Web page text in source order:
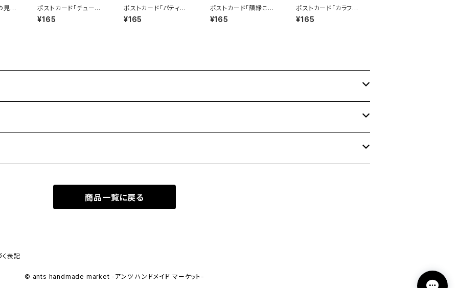
見え
ポストカード「チューリッ
プ」 １枚 ant!ant!!a
nt!!!
¥165
ポストカード「パティスリ
ー」 １枚 ant!ant!!a
nt!!!
¥165
ポストカード「額縁こね
こ」 １枚 ant!ant!!a
nt!!!
¥165
ポストカード「カラフル
バルーン」 １枚 ant!
ant!!ant!!!
¥165
商品一覧に戻る
表記
© ants handmade market -アンツ ハンドメイド マーケット-